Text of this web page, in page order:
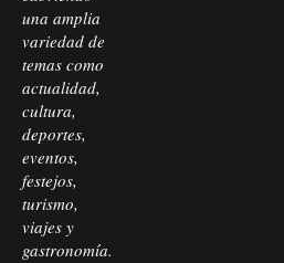
una amplia
variedad de
temas como
actualidad,
cultura,
deportes,
eventos,
festejos,
turismo,
viajes y
gastronomía.